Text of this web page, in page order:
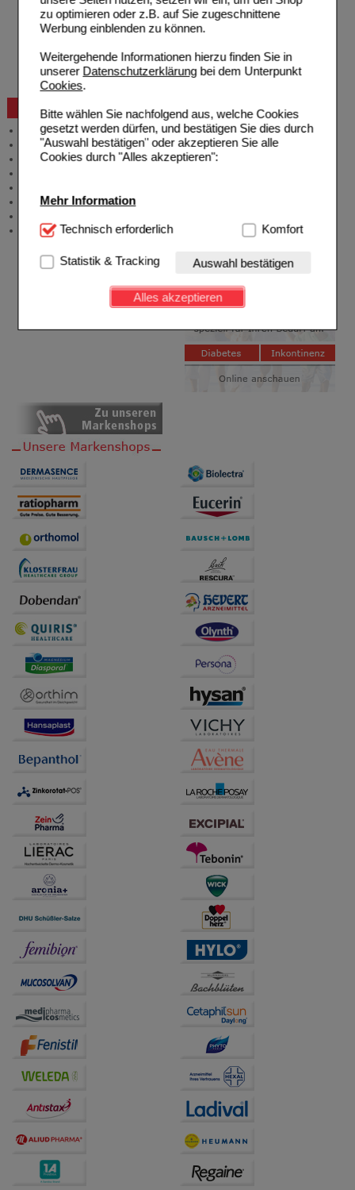
zu optimieren oder z.B. auf Sie zugeschnittene
Werbung einblenden zu können.
Weitergehende Informationen hierzu finden Sie in
unserer Datenschutzerklärungbei dem Unterpunkt
Cookies.
Bitte wählen Sie nachfolgend aus, welche Cookies
gesetzt werden dürfen, und bestätigen Sie dies durch
"Auswahl bestätigen" oder akzeptieren Sie alle
Cookies durch "Alles akzeptieren":
Mehr Information
Technisch Notwendig:Hierbei handelt es sich um
Website notwendig sind (z.B. Navigation, Warenkorb,
Kundenkonto), weshalb auf diese nicht verzichtet
werden kann.
Einkaufserlebnis noch ansprechender zu gestalten,
beispielsweise für die Wiedererkennung des
Besuchers oder unsere Seite an bevorzugte
Verhaltensweisen (z.B. Spracheinstellung)
anzupassen. Komfort-Cookies ermöglichen es uns
auch auf Ihre Bedürfnisse zugeschrittene Inhalte
anzuzeigen und unser Partnerprogramm zu
betreiben.
Statistik & Tracking:
Informationen über die Art und Weise der Nutzung
unserer Website sammeln, mit deren Hilfe wir unsere
Website weiter für Sie optimieren können, den Inhalt
auf unserer Website aber auch die Werbung auf
Bitte beachten Sie, dass Daten hierfür teilweise an
Dritte wie z.B. Google oder soziale Medien
übertragen werden.
Technisch erforderlich Komfort
Statistik & Tracking Auswahl bestätigen
Alles akzeptieren
Freiumschläge downloaden
Auslandsbestellung
Widerrufsformular
Problembehebung
Beratung und Service
Allgemeine Information
Produktberatung
Meldung Arzneimittelrisiken
Newsletter
Stellenangebote